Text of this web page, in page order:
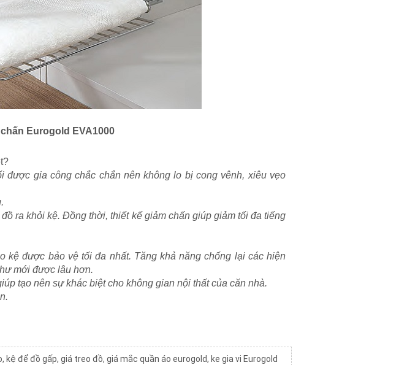
Eurogold EVA1000
gia công chắc chắn nên không lo bị cong vênh, xiêu vẹo
ra khỏi kệ. Đồng thời, thiết kế giảm chấn giúp giảm tối đa tiếng
kệ được bảo vệ tối đa nhất. Tăng khả năng chống lại các hiện
mới được lâu hơn.
tạo nên sự khác biệt cho không gian nội thất của căn nhà.
, kệ để đồ gấp, giá treo đồ, giá mắc quần áo eurogold, ke gia vi Eurogold